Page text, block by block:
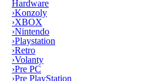
Hardware
›Konzoly
›XBOX
›Nintendo
›Playstation
›Retro
›Volanty
›Pre PC
›Pre PlayStation